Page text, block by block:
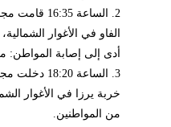
2. الساعة
الفاو في الأغوار
أدى إلى إصابة
3. الساعة
خربة يرزا في الأغوار
من المواطنين.